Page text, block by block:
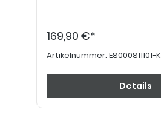
169,90 €*
Artikelnummer: E8000811101-K
Details